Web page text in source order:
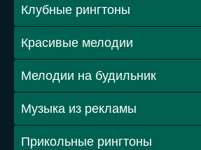
Клубные рингтоны
Красивые мелодии
Мелодии на будильник
Музыка из рекламы
Прикольные рингтоны